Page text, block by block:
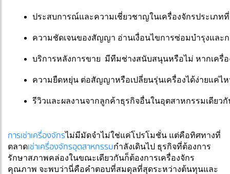
ประสบการณ์และความเชี่ยวชาญในเครื่องจักรประเภท
ความชัดเจนของสัญญา อ่านเงื่อนไขการซ่อมบำรุงและก
บริการหลังการขาย  มีทีมช่างสนับสนุนหรือไม่ หากเครื่
ความยืดหยุ่น ต่อสัญญาหรือเปลี่ยนรุ่นเครื่องได้ง่ายแค่ไ
รีวิวและผลงานจากลูกค้าธุรกิจอื่นในอุตสาหกรรมเดียว
การเช่าเครื่องจักรไม่มีมัดจำไม่ใช่แค่โปรโมชั่น แต่คือทิศทางที่
ตลาดเช่าเครื่องจักรอุตสาหกรรมกำลังเดินไป ธุรกิจที่ต้องการ
รักษาสภาพคล่องในขณะเดียวกันก็ต้องการเครื่องจักร
คุณภาพ จะพบว่านี่คือคำตอบที่สมดุลที่สุดระหว่างต้นทุนและ